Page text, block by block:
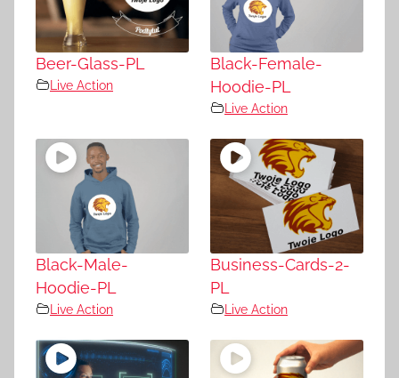
Beer-Glass-PL
Live Action
Black-Female-
Hoodie-PL
Live Action
Black-Male-
Hoodie-PL
Live Action
Business-Cards-2-
PL
Live Action